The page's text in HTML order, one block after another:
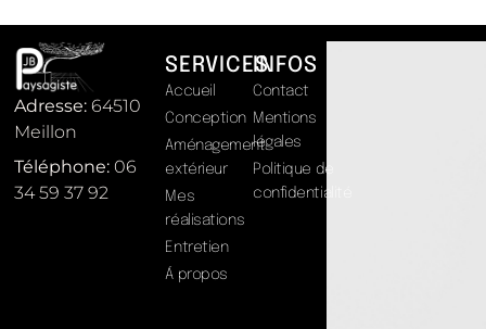
Adresse: 64510
Meillon
Téléphone: 06
34 59 37 92
SERVICES
Accueil
Conception
Aménagement
extérieur
Mes
réalisations
Entretien
Á propos
INFOS
Contact
Mentions
légales
Politique de
confidentialité